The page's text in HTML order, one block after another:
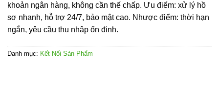
khoản ngân hàng, không cần thế chấp. Ưu điểm: xử lý hồ
sơ nhanh, hỗ trợ 24/7, bảo mật cao. Nhược điểm: thời hạn
ngắn, yêu cầu thu nhập ổn định.
Danh mục: Kết Nối Sản Phẩm